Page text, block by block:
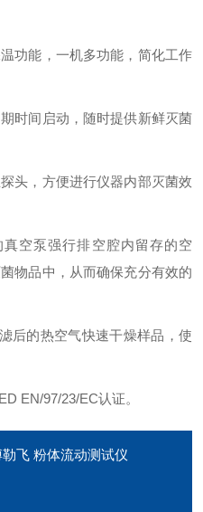
功能，一机多功能，简化工作
时间启动，随时提供新鲜灭菌
头，方便进行仪器内部灭菌效
空泵强行排空腔内留存的空
物品中，从而确保充分有效的
后的热空气快速干燥样品，使
EN/97/23/EC认证。
飞 粉体流动测试仪